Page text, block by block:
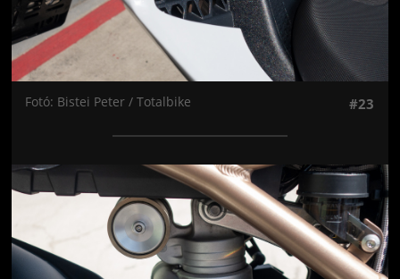
Fotó: Bistei Peter / Totalbike #23
Jön még kép!